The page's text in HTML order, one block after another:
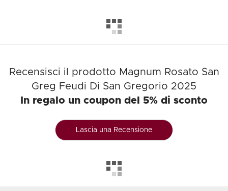
Recensisci il prodotto Magnum Rosato San
Greg Feudi Di San Gregorio 2025
In regalo un coupon del 5% di sconto
Lascia una Recensione